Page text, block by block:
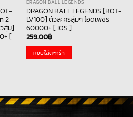
2
สุ่ม]
[
DRAGON BALL LEGENDS
DRAGON BALL LEGENDS [BOT-
LV100] ตัวละครสุ่มๆ ไอดีเพชร
60000+ [ IOS ]
259.00฿
หยิบใส่ตะกร้า